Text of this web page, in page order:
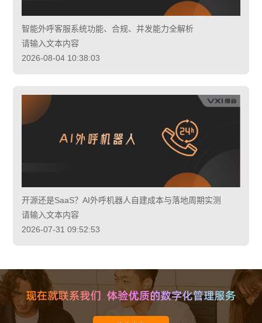
智能外呼客服系统功能、合规、并发能力全解析
请输入文本内容
2026-08-04 10:38:03
开源还是SaaS？AI外呼机器人自建成本与落地周期实测
请输入文本内容
2026-07-31 09:52:53